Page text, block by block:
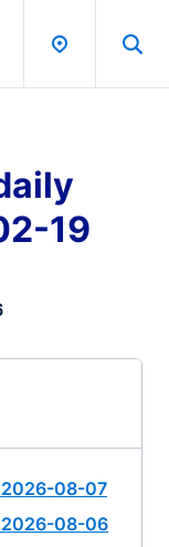
19
2026-08-07
2026-08-06